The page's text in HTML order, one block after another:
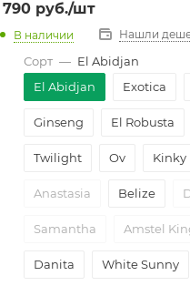
790 руб./шт
В наличии Нашли
Сорт — El Abidjan
El Abidjan
Exotica
Ginseng El Robusta
Twilight Ov Kinky
Anastasia Belize
Samantha Amstel
Danita White Sunny